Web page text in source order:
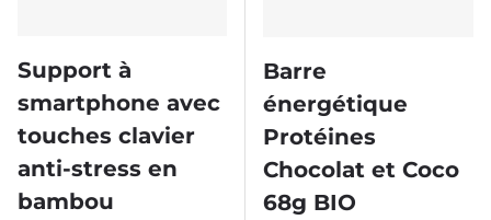
Support à
smartphone avec
touches clavier
anti-stress en
bambou
Barre
énergétique
Protéines
Chocolat et Coco
68g BIO